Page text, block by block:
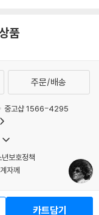
품
카트담기
주문/배송
중고샵 1566-4295
년보호정책
자께